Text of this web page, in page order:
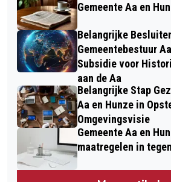
Gemeente Aa en
Belangrijke
Gemeentebestuur
Subsidie voor
aan de Aa
Belangrijke Stap
Aa en Hunze in
Omgevingsvisie
Gemeente Aa en
maatregelen in